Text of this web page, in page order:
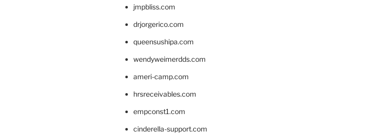
jmpbliss.com
drjorgerico.com
queensushipa.com
wendyweimerdds.com
ameri-camp.com
hrsreceivables.com
empconst1.com
cinderella-support.com